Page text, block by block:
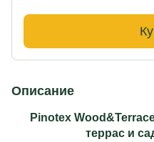
Описание
Pinotex
террас и